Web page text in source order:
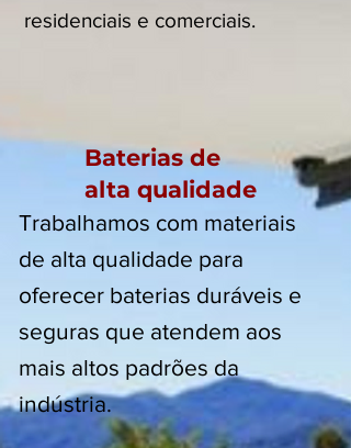
residenciais e comerciais.
Baterias de
alta qualidade
Trabalhamos com materiais
de alta qualidade para
oferecer baterias duráveis e
seguras que atendem aos
mais altos padrões da
indústria.